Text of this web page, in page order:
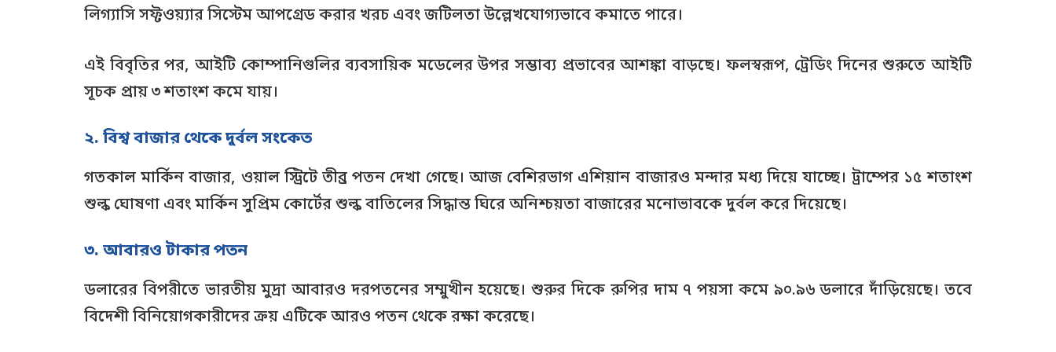
লিগ্যাসি সফ্টওয়্যার সিস্টেম আপগ্রেড করার খরচ এবং জটিলতা উল্লেখযোগ্যভাবে কমাতে পারে।
এই বিবৃতির পর, আইটি কোম্পানিগুলির ব্যবসায়িক মডেলের উপর সম্ভাব্য প্রভাবের আশঙ্কা বাড়ছে। ফলস্বরূপ, ট্রেডিং দিনের শুরুতে আইটি
সূচক প্রায় ৩ শতাংশ কমে যায়।
২. বিশ্ব বাজার থেকে দুর্বল সংকেত
গতকাল মার্কিন বাজার, ওয়াল স্ট্রিটে তীব্র পতন দেখা গেছে। আজ বেশিরভাগ এশিয়ান বাজারও মন্দার মধ্য দিয়ে যাচ্ছে। ট্রাম্পের ১৫ শতাংশ
শুল্ক ঘোষণা এবং মার্কিন সুপ্রিম কোর্টের শুল্ক বাতিলের সিদ্ধান্ত ঘিরে অনিশ্চয়তা বাজারের মনোভাবকে দুর্বল করে দিয়েছে।
৩. আবারও টাকার পতন
ডলারের বিপরীতে ভারতীয় মুদ্রা আবারও দরপতনের সম্মুখীন হয়েছে। শুরুর দিকে রুপির দাম ৭ পয়সা কমে ৯০.৯৬ ডলারে দাঁড়িয়েছে। তবে
বিদেশী বিনিয়োগকারীদের ক্রয় এটিকে আরও পতন থেকে রক্ষা করেছে।